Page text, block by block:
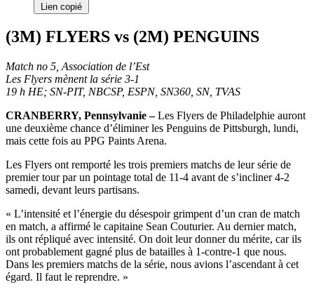
Lien copié
(3M) FLYERS vs (2M) PENGUINS
Match no 5, Association de l’Est
Les Flyers mènent la série 3-1
19 h HE; SN-PIT, NBCSP, ESPN, SN360, SN, TVAS
CRANBERRY, Pennsylvanie –Les Flyers de Philadelphie auront
une deuxième chance d’éliminer les Penguins de Pittsburgh, lundi,
mais cette fois au PPG Paints Arena.
Les Flyers ont remporté les trois premiers matchs de leur série de
premier tour par un pointage total de 11-4 avant de s’incliner 4-2
samedi, devant leurs partisans.
« L’intensité et l’énergie du désespoir grimpent d’un cran de match
en match, a affirmé le capitaine Sean Couturier. Au dernier match,
ils ont répliqué avec intensité. On doit leur donner du mérite, car ils
ont probablement gagné plus de batailles à 1-contre-1 que nous.
Dans les premiers matchs de la série, nous avions l’ascendant à cet
égard. Il faut le reprendre. »